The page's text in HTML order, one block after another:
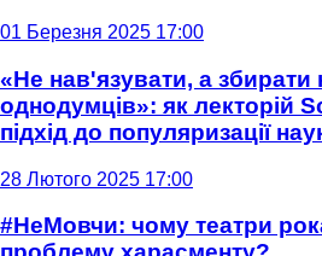
01 Березня 2025 17:00
«Не нав'язувати, а збирати
однодумців»: як лекторій
підхід до популяризації
28 Лютого 2025 17:00
#НеМовчи: чому театри